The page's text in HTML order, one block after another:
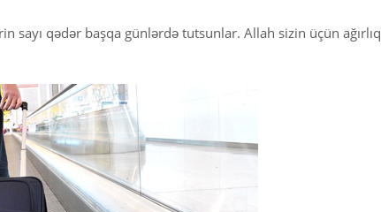
sayı qədər başqa günlərdə tutsunlar. Allah sizin üçün ağırlıq